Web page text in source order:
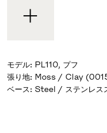
モデル: PL110, プフ
張り地: Moss / Clay
ベース: Steel / ステンレス